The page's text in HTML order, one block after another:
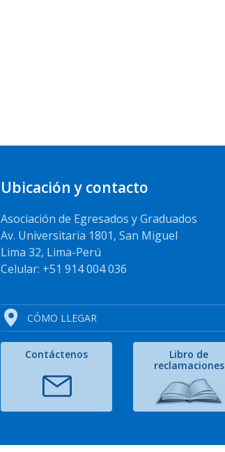
Ubicación y contacto
Asociación de Egresados y Graduados
Av. Universitaria 1801, San Miguel
Lima 32, Lima-Perú
Celular: +51 914 004 036
CÓMO LLEGAR
Contáctenos
Libro de
reclamaciones